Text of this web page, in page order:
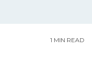
1 MIN READ